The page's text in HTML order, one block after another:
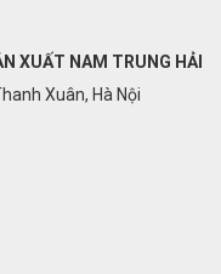
XUẤT NAM TRUNG HẢI
Xuân, Hà Nội